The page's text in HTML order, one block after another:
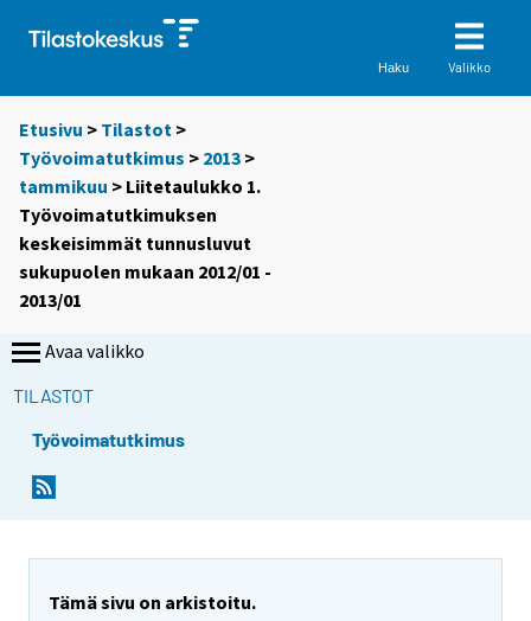
Haku Valikko
Etusivu > Tilastot >
Työvoimatutkimus > 2013 >
tammikuu > Liitetaulukko 1.
Työvoimatutkimuksen
keskeisimmät tunnusluvut
sukupuolen mukaan 2012/01 -
2013/01
Avaa valikko
TILASTOT
Työvoimatutkimus
Tämä sivu on arkistoitu.